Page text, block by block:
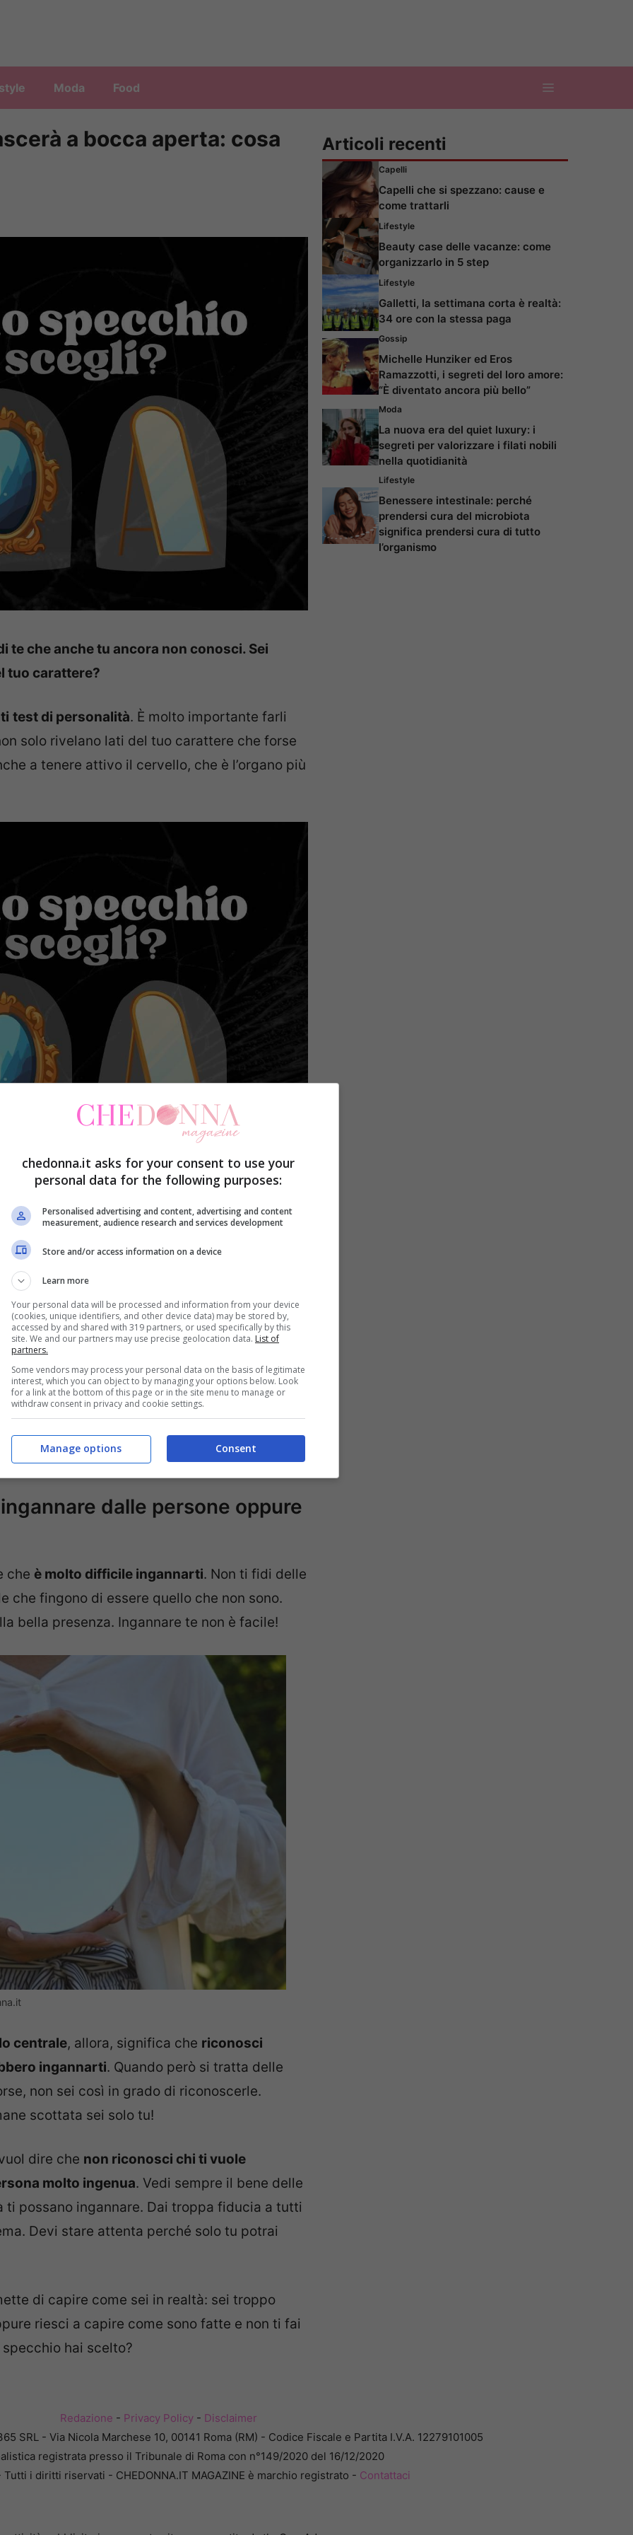
Moda Food
a bocca aperta: cosa
te che anche tu ancora non conosci. Sei
tuo carattere?
test di personalità. È molto importante farli
solo rivelano lati del tuo carattere che forse
a tenere attivo il cervello, che è l’organo più
ingenua oppure no – CheDonna.it
in quanto credi molto a quello che ti
Alcuni riescono a capire che si tratta solo di
accorgersene. E tu come ti comporti
fare per scoprirlo è sologuardare con
sopraescegliere con sincerità lo specchio
di più. Solo dopo potrai andare a vedere
in quanto la tua scelta dovrà essere
tempo. Allora, tu quale specchio hai scelto?
dalle persone oppure
che è molto difficile ingannarti. Non ti fidi delle
che fingono di essere quello che non sono.
bella presenza. Ingannare te non è facile!
centrale, allora, significa che riconosci
ingannarti. Quando però si tratta delle
non sei così in grado di riconoscerle.
scottata sei solo tu!
dire che non riconosci chi ti vuole
molto ingenua. Vedi sempre il bene delle
ti possano ingannare. Dai troppa fiducia a tutti
Devi stare attenta perché solo tu potrai
di capire come sei in realtà: sei troppo
riesci a capire come sono fatte e non ti fai
hai scelto?
Articoli recenti
Capelli
Capelli che si spezzano: cause e
come trattarli
Lifestyle
Beauty case delle vacanze: come
organizzarlo in 5 step
Lifestyle
Galletti, la settimana corta è realtà:
34 ore con la stessa paga
Gossip
Michelle Hunziker ed Eros
Ramazzotti, i segreti del loro amore:
“È diventato ancora più bello”
Moda
La nuova era del quiet luxury: i
segreti per valorizzare i filati nobili
nella quotidianità
Lifestyle
Benessere intestinale: perché
prendersi cura del microbiota
significa prendersi cura di tutto
l’organismo
Redazione - Privacy Policy- Disclaimer
SRL - Via Nicola Marchese 10, 00141 Roma (RM) - Codice Fiscale e Partita I.V.A. 12279101005
registrata presso il Tribunale di Roma con n°149/2020 del 16/12/2020
i diritti riservati - CHEDONNA.IT MAGAZINE è marchio registrato - Contattaci
chedonna.it asks for your consent to use your
personal data for the following purposes:
Personalised advertising and content, advertising and content
measurement, audience research and services development
Store and/or access information on a device
Learn more
Your personal data will be processed and information from your device
(cookies, unique identifiers, and other device data) may be stored by,
accessed by and shared with 319 partners, or used specifically by this
site. We and our partners may use precise geolocation data. List of
partners.
Some vendors may process your personal data on the basis of legitimate
interest, which you can object to by managing your options below. Look
for a link at the bottom of this page or in the site menu to manage or
withdraw consent in privacy and cookie settings.
Consent
Manage options